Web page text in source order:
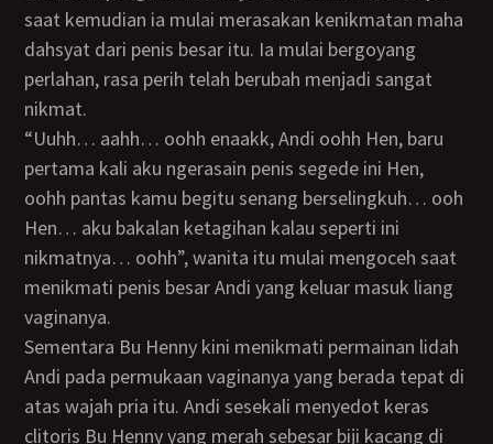
saat kemudian ia mulai merasakan kenikmatan maha
dahsyat dari penis besar itu. Ia mulai bergoyang
perlahan, rasa perih telah berubah menjadi sangat
nikmat.
“uuhh… aahh… oohh enaakk, Andi oohh Hen, baru
pertama kali aku ngerasain penis segede ini Hen,
oohh pantas kamu begitu senang berselingkuh… ooh
Hen… aku bakalan ketagihan kalau seperti ini
nikmatnya… oohh”, wanita itu mulai mengoceh saat
menikmati penis besar Andi yang keluar masuk liang
vaginanya.
Sementara Bu Henny kini menikmati permainan lidah
Andi pada permukaan vaginanya yang berada tepat di
atas wajah pria itu. Andi sesekali menyedot keras
clitoris Bu Henny yang merah sebesar biji kacang di